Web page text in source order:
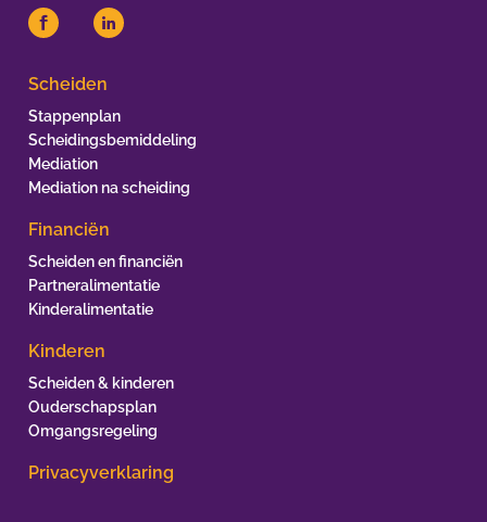
Scheiden
Stappenplan
Scheidingsbemiddeling
Mediation
Mediation na scheiding
Financiën
Scheiden en financiën
Partneralimentatie
Kinderalimentatie
Kinderen
Scheiden & kinderen
Ouderschapsplan
Omgangsregeling
Privacyverklaring